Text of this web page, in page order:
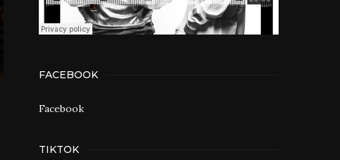
FACEBOOK
Facebook
TIKTOK